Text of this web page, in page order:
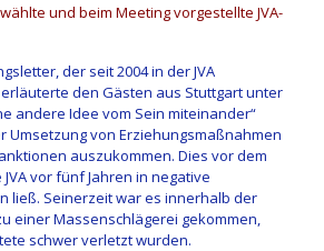
und beim Meeting vorgestellte JVA-
der seit 2004 in der JVA
den Gästen aus Stuttgart unter
andere Idee vom Sein miteinander“
Umsetzung von Erziehungsmaßnahmen
auszukommen. Dies vor dem
vor fünf Jahren in negative
ließ. Seinerzeit war es innerhalb der
einer Massenschlägerei gekommen,
schwer verletzt wurden.